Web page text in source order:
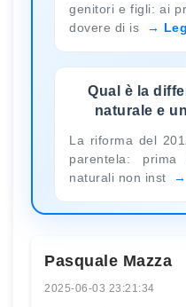
genitori e figli: ai
dovere di is
Qual è la
naturale e
La riforma del
parentela:
naturali non inst
Pasquale Mazza
2025-06-03 23:21:34